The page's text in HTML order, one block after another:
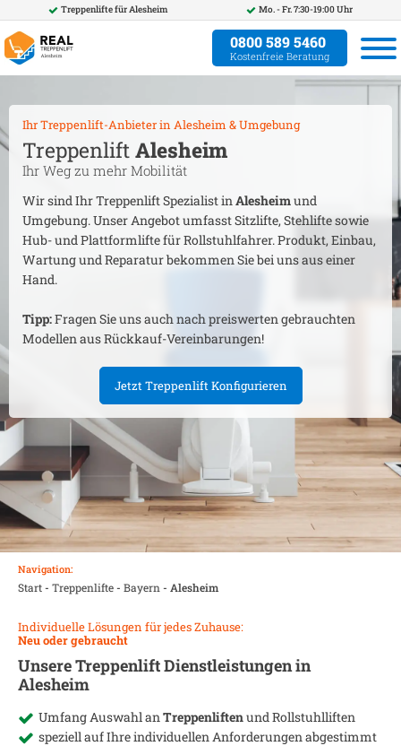
Treppenlifte fürAlesheim Mo. - Fr. 7:30-19:00 Uhr
0800 589 5460
Kostenfreie Beratung
Ihr Treppenlift-Anbieter in Alesheim & Umgebung
Treppenlift Alesheim
Ihr Weg zu mehr Mobilität
Wir sind Ihr Treppenlift Spezialist inAlesheimund
Umgebung. Unser Angebot umfasst Sitzlifte, Stehlifte sowie
Hub- und Plattformlifte für Rollstuhlfahrer. Produkt, Einbau,
Wartung und Reparatur bekommen Sie bei uns aus einer
Hand.
Tipp:Fragen Sie uns auch nach preiswerten gebrauchten
Modellen aus Rückkauf-Vereinbarungen!
Jetzt Treppenlift Konfigurieren
Navigation:
Start- Treppenlifte- Bayern - Alesheim
Individuelle Lösungen für jedes Zuhause:
Neu oder gebraucht
Unsere Treppenlift Dienstleistungen in
Alesheim
Umfang Auswahl anTreppenliftenund Rollstuhlliften
speziell auf Ihre individuellen Anforderungen abgestimmt